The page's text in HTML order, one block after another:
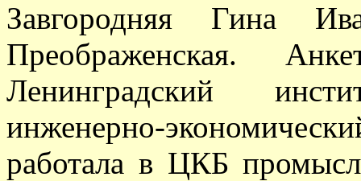
Завгородняя Гина
Преображенская.
Ленинградский
инженерно-
работала в ЦКБ